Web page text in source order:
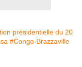
présidentielle du 20
#Congo-Brazzaville